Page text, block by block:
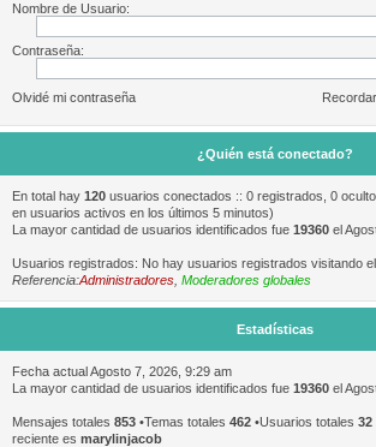
Nombre de Usuario:
Contraseña:
Olvidé mi contraseña Recordar
¿Quién está conectado?
En total hay 120 usuarios conectados :: 0 registrados, 0
en usuarios activos en los últimos 5 minutos)
La mayor cantidad de usuarios identificados fue 19360 el
Usuarios registrados: No hay usuarios registrados visitando
Referencia:Administradores Moderadores globales
Estadísticas
Fecha actual Agosto 7, 2026, 9:29 am
La mayor cantidad de usuarios identificados fue 19360 el
Mensajes totales 853 •Temas totales 462 •Usuarios totales 32
reciente es marylinjacob